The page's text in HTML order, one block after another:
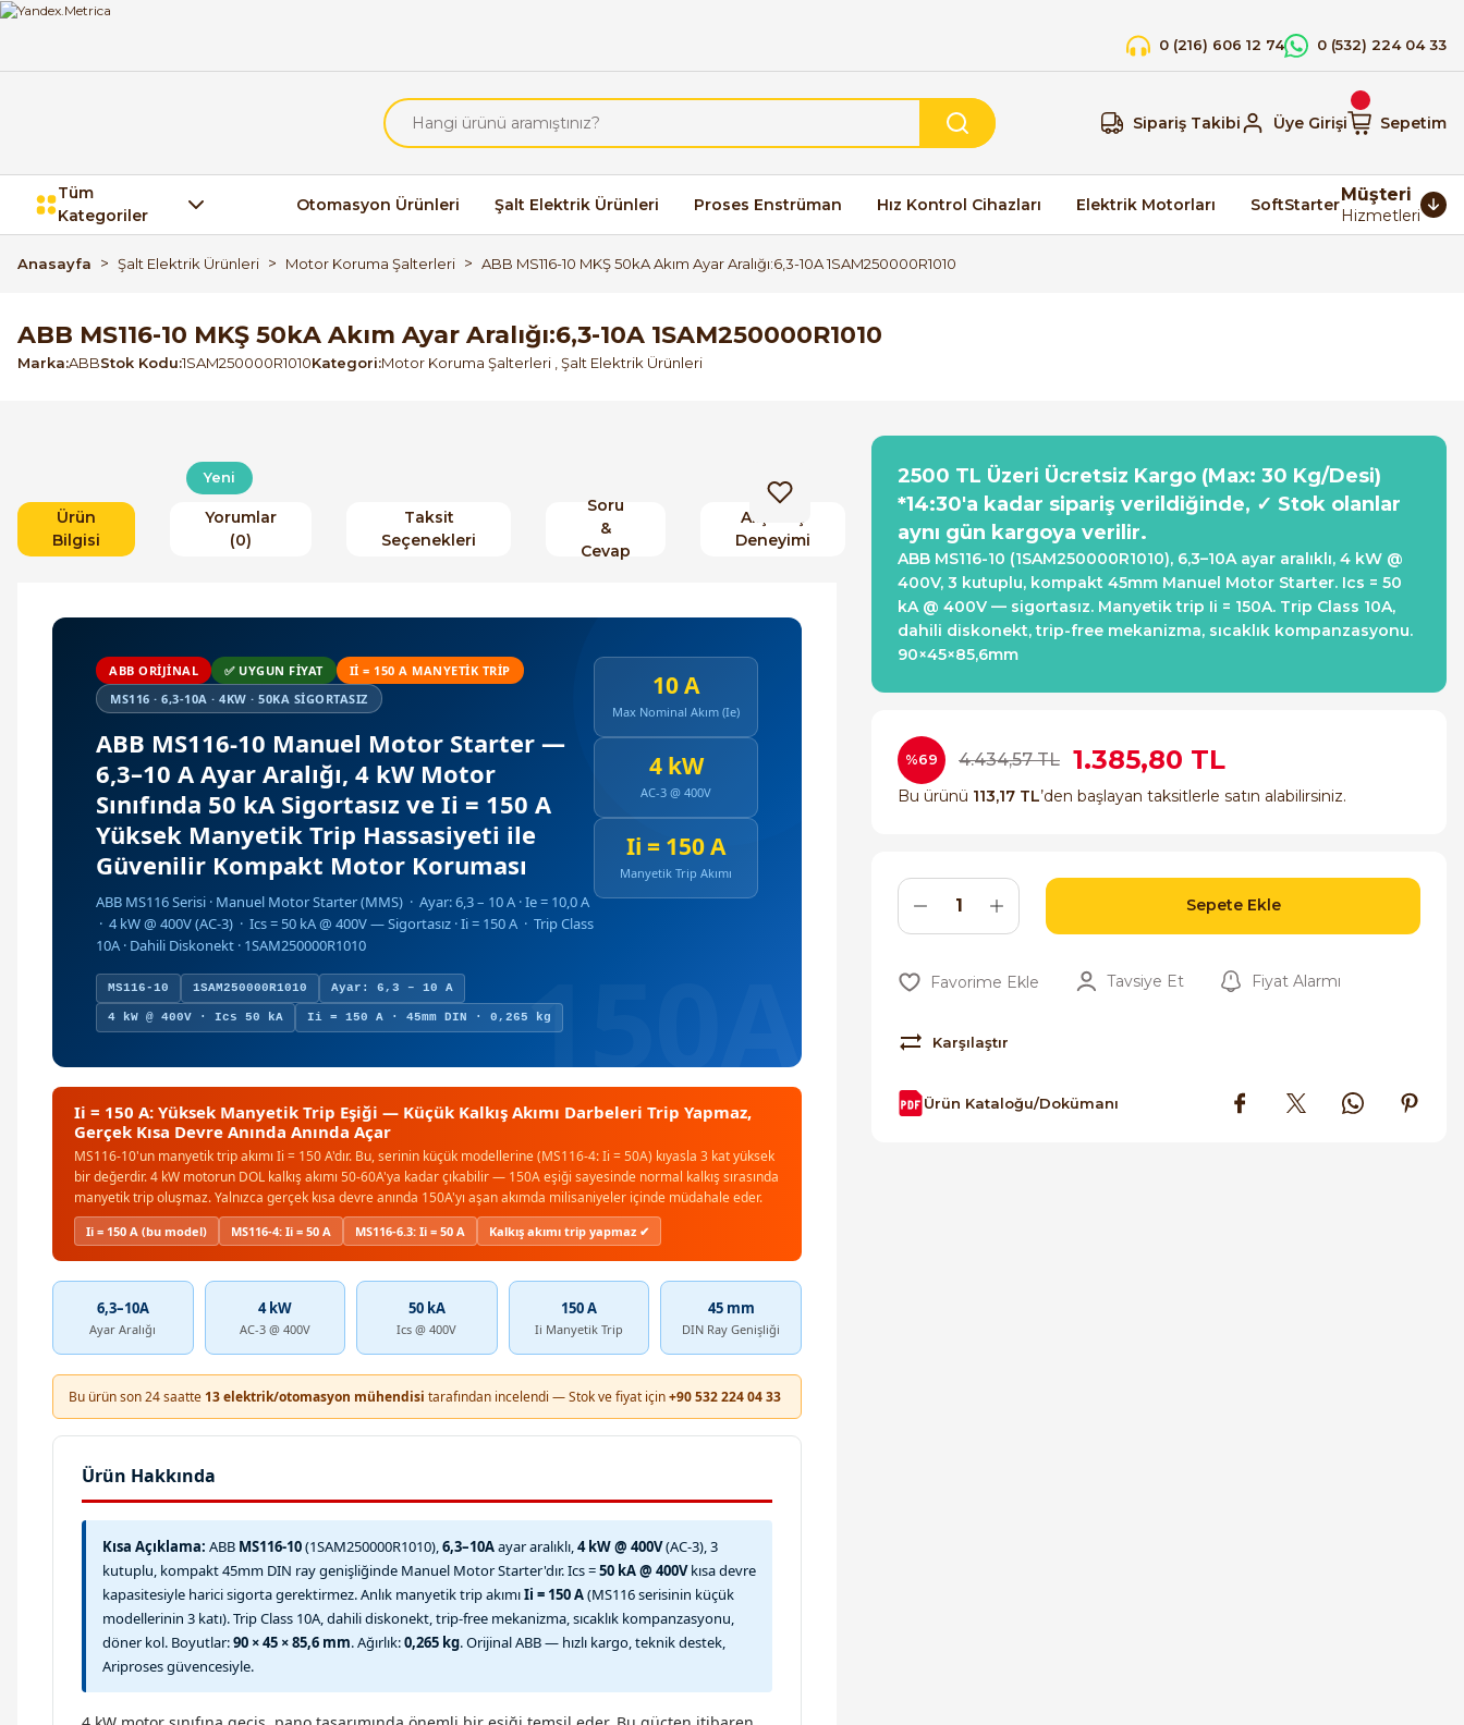
0 (216) 606 12 74 0 (532) 224 04 33
Sipariş Takibi Üye Girişi Sepetim
Tüm
Kategoriler
Otomasyon Ürünleri Şalt Elektrik Ürünleri Proses Enstrüman Hız Kontrol Cihazları Elektrik Motorları SoftStarterMüşteri
Hizmetleri
Anasayfa Şalt Elektrik Ürünleri Motor Koruma Şalterleri ABB MS116-10 MKŞ 50kA Akım Ayar Aralığı:6,3-10A 1SAM250000R1010
ABB MS116-10 MKŞ 50kA Akım Ayar Aralığı:6,3-10A 1SAM250000R1010
Marka ABBStok Kodu 1SAM250000R1010Kategori Motor Koruma Şalterleri Şalt Elektrik Ürünleri
Yeni
Ürün
Bilgisi
Yorumlar
(0)
Taksit
Seçenekleri
Soru
&
Cevap
Alışveriş
Deneyimi
ABB ORIJINAL ✅ UYGUN FIYAT
II = 150 A MANYETIK TRIP
MS116 · 6,3-10A · 4KW · 50KA SIGORTASIZ
ABB MS116-10 Manuel Motor Starter —
6,3–10 A Ayar Aralığı, 4 kW Motor
Sınıfında 50 kA Sigortasız ve Ii = 150 A
Yüksek Manyetik Trip Hassasiyeti ile
Güvenilir Kompakt Motor Koruması
ABB MS116 Serisi · Manuel Motor Starter (MMS) · Ayar: 6,3 – 10 A · Ie = 10,0 A
· 4 kW @ 400V (AC-3) · Ics = 50 kA @ 400V — Sigortasız · Ii = 150 A · Trip Class
10A · Dahili Diskonekt · 1SAM250000R1010
MS116-10 1SAM250000R1010 Ayar: 6,3 – 10 A
4 kW @ 400V · Ics 50 kA Ii = 150 A · 45mm DIN · 0,265 kg
10 A
Max Nominal Akım (Ie)
4 kW
AC-3 @ 400V
Ii = 150 A
Manyetik Trip Akımı
Ii = 150 A: Yüksek Manyetik Trip Eşiği — Küçük Kalkış Akımı Darbeleri Trip Yapmaz,
Gerçek Kısa Devre Anında Anında Açar
MS116-10'un manyetik trip akımı Ii = 150 A'dır. Bu, serinin küçük modellerine (MS116-4: Ii = 50A) kıyasla 3 kat yüksek
bir değerdir. 4 kW motorun DOL kalkış akımı 50-60A'ya kadar çıkabilir — 150A eşiği sayesinde normal kalkış sırasında
manyetik trip oluşmaz. Yalnızca gerçek kısa devre anında 150A'yı aşan akımda milisaniyeler içinde müdahale eder.
Ii = 150 A (bu model) MS116-4: Ii = 50 A MS116-6.3: Ii = 50 A Kalkış akımı trip yapmaz ✔
6,3–10A
Ayar Aralığı
4 kW
AC-3 @ 400V
50 kA
Ics @ 400V
150 A
Ii Manyetik Trip
45 mm
DIN Ray Genişliği
Bu ürün son 24 saatte 13 elektrik/otomasyon mühendisi tarafından incelendi — Stok ve fiyat için+90 532 224 04 33
Ürün Hakkında
Kısa Açıklama: ABB MS116-10(1SAM250000R1010),6,3–10Aayar aralıklı,4 kW @ 400V(AC-3), 3
kutuplu, kompakt 45mm DIN ray genişliğinde Manuel Motor Starter'dır. Ics =50 kA @ 400Vkısa devre
kapasitesiyle harici sigorta gerektirmez. Anlık manyetik trip akımıIi = 150 A(MS116 serisinin küçük
modellerinin 3 katı). Trip Class 10A, dahili diskonekt, trip-free mekanizma, sıcaklık kompanzasyonu,
döner kol. Boyutlar:90 × 45 × 85,6 mm. Ağırlık:0,265 kg. Orijinal ABB — hızlı kargo, teknik destek,
Ariproses güvencesiyle.
2500 TL Üzeri Ücretsiz Kargo (Max: 30 Kg/Desi)
*14:30'a kadar sipariş verildiğinde, ✓ Stok olanlar
aynı gün kargoya verilir.
ABB MS116-10 (1SAM250000R1010), 6,3–10A ayar aralıklı, 4 kW @
400V, 3 kutuplu, kompakt 45mm Manuel Motor Starter. Ics = 50
kA @ 400V — sigortasız. Manyetik trip Ii = 150A. Trip Class 10A,
dahili diskonekt, trip-free mekanizma, sıcaklık kompanzasyonu.
90×45×85,6mm
%69 4.434,57 TL 1.385,80 TL
Bu ürünü 113,17 TL’den başlayan taksitlerle satın alabilirsiniz.
Sepete Ekle
Tavsiye Et Fiyat Alarmı
Karşılaştır
Ürün Kataloğu/Dokümanı